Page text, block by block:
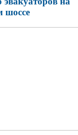
шоссе